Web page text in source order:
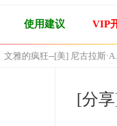
使用建议 VIP
文雅的疯狂--[美] 尼古拉斯
[分